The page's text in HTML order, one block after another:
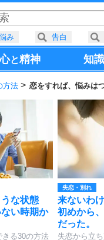
心と精神 知識
方法 恋をすれば、悩みは
な状態
い時期か
る30の方法
失恋・別れ
来ないわ
初めから
だった。
失恋から立
み 告白